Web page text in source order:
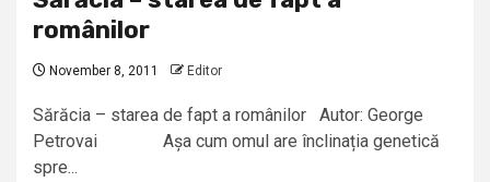
românilor
November 8, 2011 Editor
Sărăcia – starea de fapt a românilor Autor: George
Petrovai Așa cum omul are înclinația genetică
spre...